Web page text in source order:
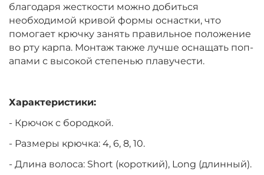
благодаря жесткости можно добиться
необходимой кривой формы оснастки, что
помогает крючку занять правильное положение
во рту карпа. Монтаж также лучше оснащать поп-
апами с высокой степенью плавучести.
Характеристики:
- Крючок с бородкой.
- Размеры крючка: 4, 6, 8, 10.
- Длина волоса: Short (короткий), Long (длинный).